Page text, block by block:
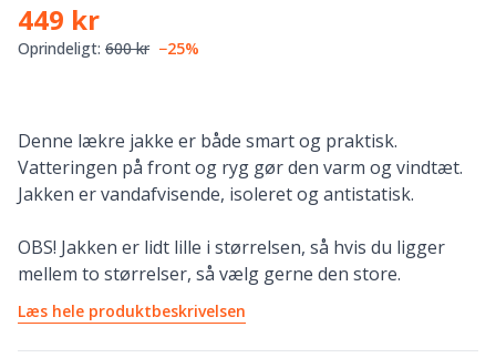
449 kr
Oprindeligt: 600 kr −25%
Denne lækre jakke er både smart og praktisk.
Vatteringen på front og ryg gør den varm og vindtæt.
Jakken er vandafvisende, isoleret og antistatisk.
OBS! Jakken er lidt lille i størrelsen, så hvis du ligger
mellem to størrelser, så vælg gerne den store.
Læs hele produktbeskrivelsen